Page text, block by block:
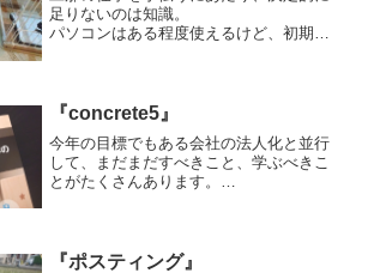
足りないのは知識。
パソコンはある程度使えるけど、初期設
められたのは『パソコン整...
『concrete5』
今年の目標でもある会社の法人化と並行
して、まだまだすべきこと、学ぶべきこ
とがたくさんあります。
す。 『concrete...
『ポスティング』